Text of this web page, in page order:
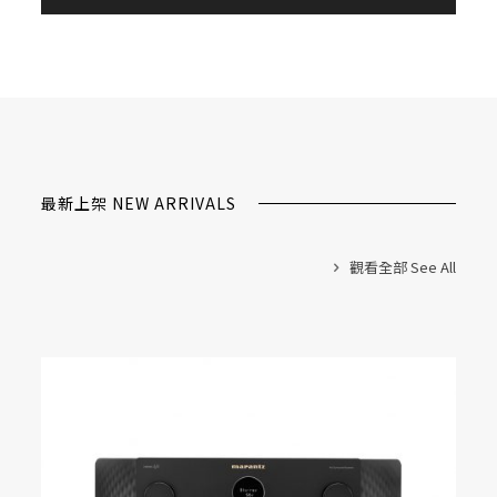
最新上架 NEW ARRIVALS
觀看全部 See All